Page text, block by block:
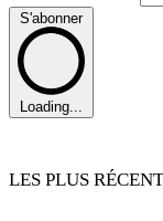
S'abonner
Loading...
LES PLUS